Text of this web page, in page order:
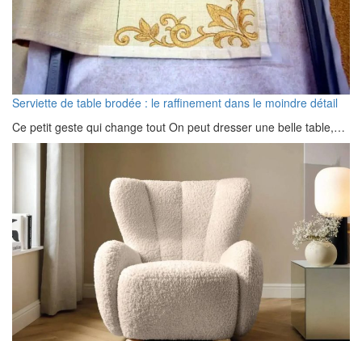
Serviette de table brodée : le raffinement dans le moindre détail
Ce petit geste qui change tout On peut dresser une belle table,…